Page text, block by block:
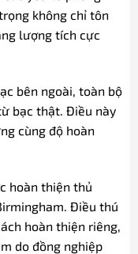
không chỉ tôn
lượng tích cực
bên ngoài, toàn bộ
bạc thật. Điều này
cùng độ hoàn
hoàn thiện thủ
Điều thú
hoàn thiện riêng,
do đồng nghiệp